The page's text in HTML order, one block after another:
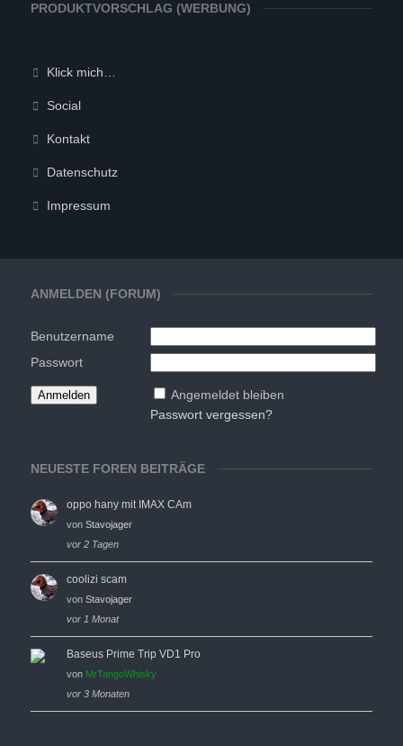
ANMELDEN (FORUM)
Benutzername
Passwort
Angemeldet bleiben
Passwort vergessen?
NEUESTE FOREN BEITRÄGE
oppo hany mit IMAX CAm
von Stavojager
vor 2 Tagen
coolizi scam
von Stavojager
vor 1 Monat
Baseus Prime Trip VD1 Pro
von MrTangoWhisky
vor 3 Monaten
PRODUKTVORSCHLAG (WERBUNG)
Klick mich…
Social
Kontakt
Datenschutz
Impressum